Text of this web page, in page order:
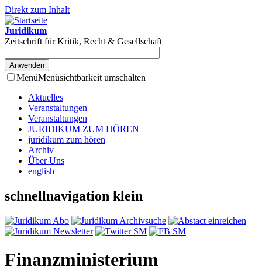
Direkt zum Inhalt
Juridikum
Zeitschrift für Kritik, Recht & Gesellschaft
MenüMenüsichtbarkeit umschalten
Aktuelles
Veranstaltungen
Veranstaltungen
JURIDIKUM ZUM HÖREN
juridikum zum hören
Archiv
Über Uns
english
schnellnavigation klein
Finanzministerium